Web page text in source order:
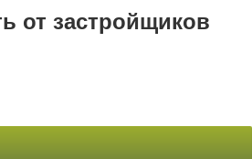
от застройщиков